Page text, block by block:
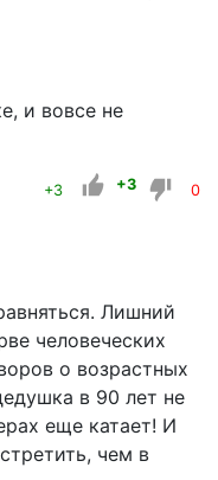
и вовсе не
+3 +3 0
Лишний
человеческих
о возрастных
в 90 лет не
еще катает! И
чем в